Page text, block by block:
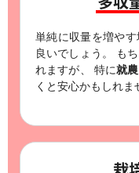
単純に収量を増やす
良いでしょう。
も
れますが、
特に就
くと安心かもしれま